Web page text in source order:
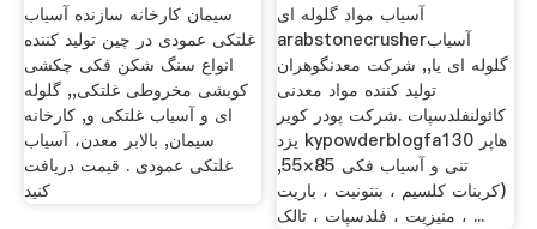
سیمان کارخانه سازنده آسیاب
غلتکی عمودی در چین تولید کننده
انواع سنگ شکن فکی چکشی
کوبشی مخروطی غلتکی,, گلوله
ای و آسیاب غلتکی و, کارخانه
سیمان, بالابر معدن، آسیاب
غلتکی عمودی . قیمت دریافت
کنید
آسیاب مواد گلوله ای
arabstonecrusherآسیاب
گلوله ای یا,, شرکت معدنگوهران
تولید کننده مواد معدنی
کائولنفلدسپات .شرکت پودر کویر
یزد kypowderblogfa1هاپر 30
تنی و آسیاب فکی 85×55,
(کربنات کلسیم ، بنتونیت ، باریت
، منیزیت ، فلدسپات ، تالک ...